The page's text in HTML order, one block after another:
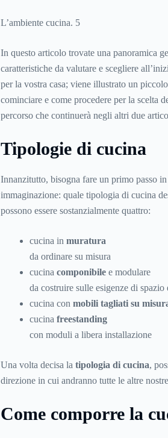
L’ambiente cucina. 5
In questo articolo trovate una panoramica
caratteristiche da valutare e scegliere
per la vostra casa; viene illustrato un
cominciare e come procedere per la scelta
percorso che continuerà negli altri due
Tipologie di cucina
Innanzitutto, bisogna fare un primo passo
immaginazione: quale tipologia di cucina
possono essere sostanzialmente quattro:
cucina in muratura
da ordinare su misura
cucina componibilee modulare
da costruire sulle esigenze di
cucina con mobili tagliati su
cucina freestanding
con moduli a libera installazione
Una volta decisa la tipologia di cucina,
direzione in cui andranno tutte le altre
Come comporre la